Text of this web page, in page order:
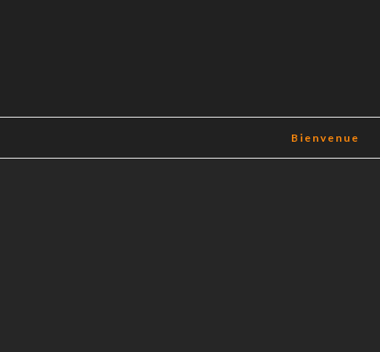
Bienvenue